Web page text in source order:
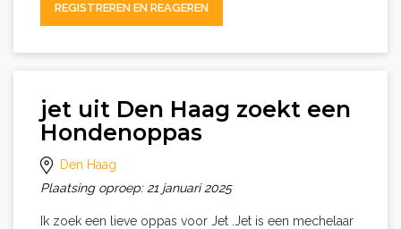
REGISTREREN EN REAGEREN
jet uit Den Haag zoekt een
Hondenoppas
Den Haag
Plaatsing oproep: 21 januari 2025
Ik zoek een lieve oppas voor Jet .Jet is een mechelaar